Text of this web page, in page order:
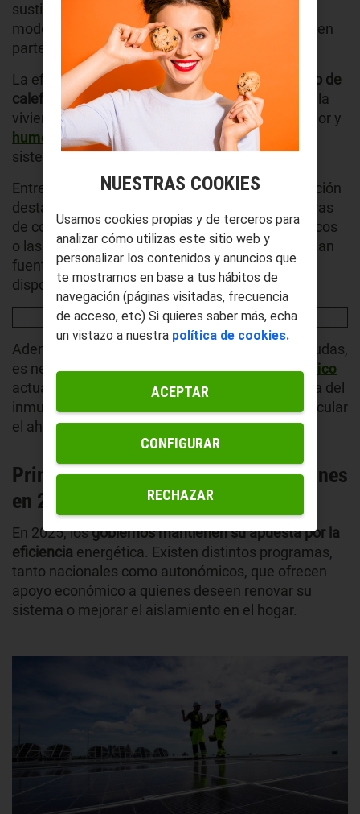
sustitución de equipos antiguos por sistemas
modernos y sostenibles. En muchos casos, cubren
parte de los costes de instalación.
La eficiencia energéticano depende solo del tipo de
calefacción,sino también del estado general de la
vivienda. Un buen aislamiento evita fugas de calor y
humedades, o que mejora el rendimiento del
sistema y reduce la necesidad de consumo.
Entre los equipos que suelen contar con subvención
destacan los
las calderas
de condensación, los emisores térmicos cerámicos
o las instalaciones solares térmicas. Todos utilizan
fuentes renovables o aprovechan la energía
disponible.
Además, para acceder a la mayoría de estas ayudas,
es necesario disponer de uncertificado energético
actualizado. Este documento evalúa la eficiencia del
inmueble y sirve como punto de partida para calcular
el ahorro potencial tras la reforma.
Principales programas de subvenciones
en 2025
En 2025, losgobiernos mantienen su apuesta por la
eficiencia energética. Existen distintos programas,
tanto nacionales como autonómicos, que ofrecen
apoyo económico a quienes deseen renovar su
sistema o mejorar el aislamiento en el hogar.
NUESTRAS COOKIES
Usamos cookies propias y de terceros para
analizar cómo utilizas este sitio web y
personalizar los contenidos y anuncios que
te mostramos en base a tus hábitos de
navegación (páginas visitadas, frecuencia
de acceso, etc) Si quieres saber más, echa
un vistazo a nuestra política de cookies.
CONFIGURAR
RECHAZAR
ACEPTAR